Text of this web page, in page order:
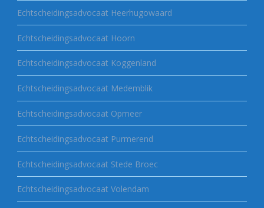
Echtscheidingsadvocaat Heerhugowaard
Echtscheidingsadvocaat Hoorn
Echtscheidingsadvocaat Koggenland
Echtscheidingsadvocaat Medemblik
Echtscheidingsadvocaat Opmeer
Echtscheidingsadvocaat Purmerend
Echtscheidingsadvocaat Stede Broec
Echtscheidingsadvocaat Volendam